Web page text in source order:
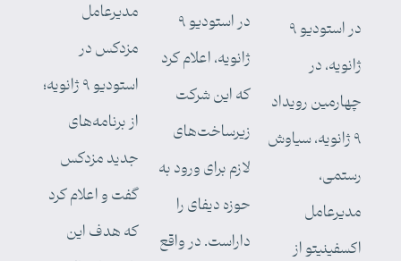
در استودیو ۹
ژانویه، در
چهارمین رویداد
۹ ژانویه، سیاوش
رستمی،
مدیرعامل
اکسفینیتو از
در استودیو ۹
ژانویه، اعلام کرد
که این شرکت
زیرساخت‌های
لازم برای ورود به
حوزه دیفای را
داراست. در واقع
مدیرعامل
مزدکس در
استودیو ۹ ژانویه؛
از برنامه‌های
جدید مزدکس
گفت و اعلام کرد
که هدف این